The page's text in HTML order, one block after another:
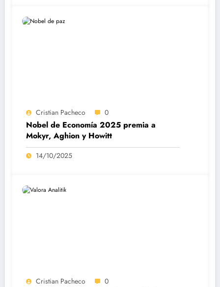
Cristian Pacheco 0
Nobel de Economía 2025 premia a
Mokyr, Aghion y Howitt
14/10/2025
Cristian Pacheco 0